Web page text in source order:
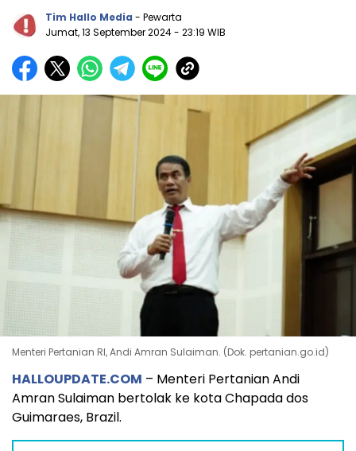
Tim Hallo Media - Pewarta
Jumat, 13 September 2024- 23:19 WIB
Menteri Pertanian RI, Andi Amran Sulaiman. (Dok. pertanian.go.id)
HALLOUPDATE.COM – Menteri Pertanian Andi
Amran Sulaiman bertolak ke kota Chapada dos
Guimaraes, Brazil.